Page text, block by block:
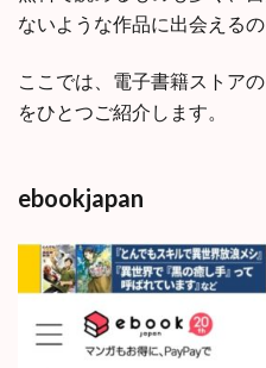
ないような作品に出会えるの
ここでは、電子書籍ストア
をひとつご紹介します。
ebookjapan